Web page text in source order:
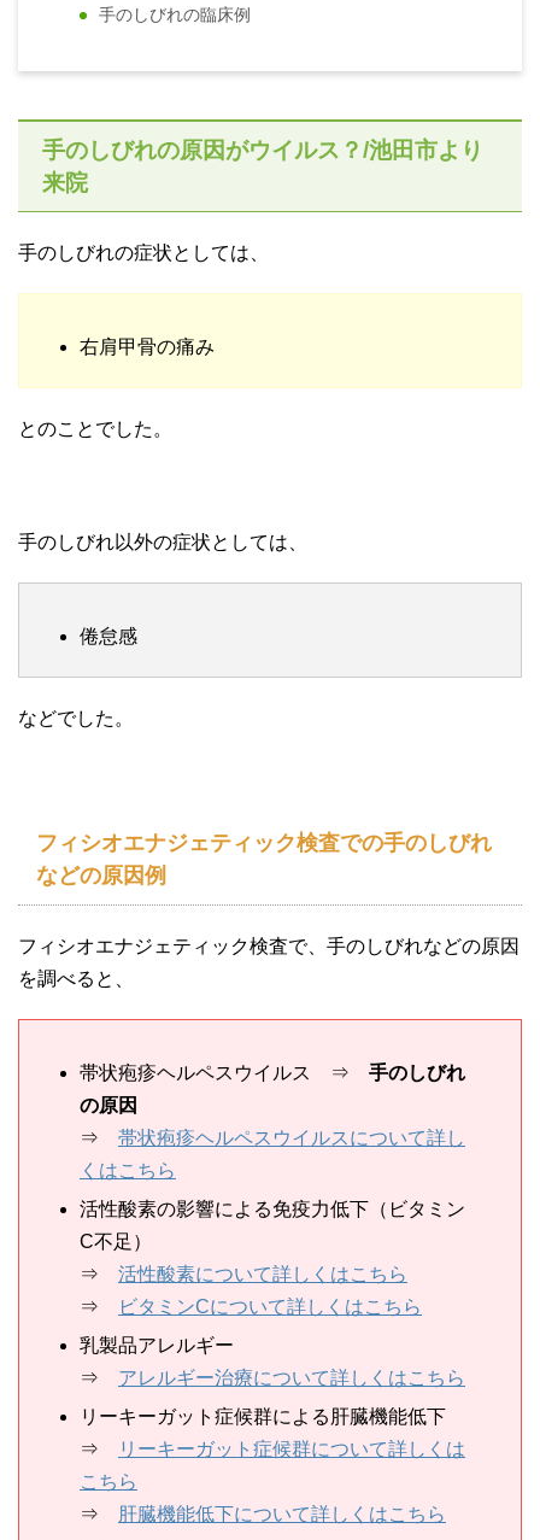
手のしびれの臨床例
手のしびれの原因がウイルス？/池田市より
来院
手のしびれの症状としては、
右肩甲骨の痛み
とのことでした。
手のしびれ以外の症状としては、
倦怠感
などでした。
フィシオエナジェティック検査での手のしびれ
などの原因例
フィシオエナジェティック検査で、手のしびれなどの原因
を調べると、
帯状疱疹ヘルペスウイルス ⇒ 手のしびれ
の原因
⇒ 帯状疱疹ヘルペスウイルスについて詳し
くはこちら
活性酸素の影響による免疫力低下（ビタミン
C不足）
⇒ 活性酸素について詳しくはこちら
⇒
ビタミンCについて詳しくはこちら
乳製品アレルギー
⇒ アレルギー治療について詳しくはこちら
リーキーガット症候群による肝臓機能低下
⇒
リーキーガット症候群について詳しくは
こちら
⇒
肝臓機能低下について詳しくはこちら